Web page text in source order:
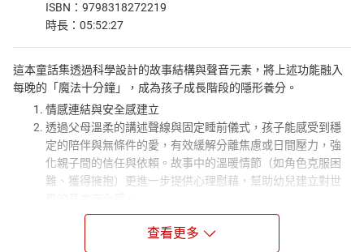
ISBN：9798318272219
時長：05:52:27
這本童話集透過科學設計的故事結構與聲音元素，將上述功能融入
每晚的「魔法十分鐘」，成為孩子成長階段的隱形養分。
情感連結與安全感建立
透過父母溫柔的講述聲線與固定睡前儀式，孩子能感受到穩
定的陪伴與無條件的愛，有效緩解分離焦慮或日間壓力，強
化親子間的信任與依賴。故事中的溫暖情節（如角色克服困
難、獲得擁抱）更進一步提供心理慰藉，幫助幼兒建立對世
認知發展與語言能力提升
童話中的豐富詞彙與敘事結構，能刺激幼兒語言中樞發展，
查看更多